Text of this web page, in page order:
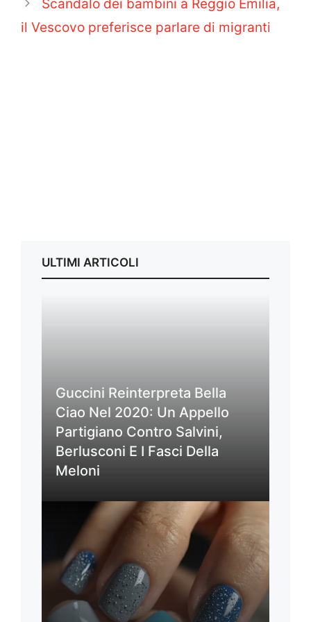
Scandalo dei bambini a Reggio Emilia,
il Vescovo preferisce parlare di migranti
ULTIMI ARTICOLI
Guccini Reinterpreta Bella
Ciao Nel 2020: Un Appello
Partigiano Contro Salvini,
Berlusconi E I Fasci Della
Meloni